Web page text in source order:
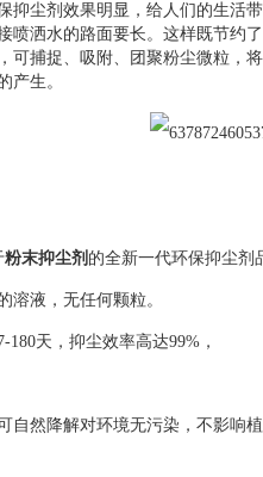
抑尘剂效果明显，给人们的生活
喷洒水的路面要长。这样既节约
可捕捉、吸附、团聚粉尘微粒，
产生。
粉末抑尘剂 的全新一代环保抑尘剂
溶液，无任何颗粒。
天，抑尘效率高达99%，
然降解对环境无污染，不影响